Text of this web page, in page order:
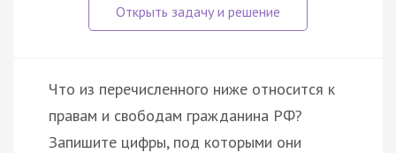
Что из перечисленного ниже относится к
правам и свободам гражданина РФ?
Запишите цифры, под которыми они